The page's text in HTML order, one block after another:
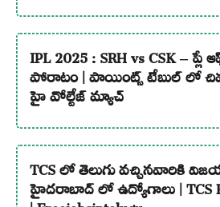
IPL 2025 : SRH vs CSK –
పోరాటం | పాయింట్స్ టేబుల్ లో
హై వోల్టేజ్ మ్యాచ్
TCS లో తెలుగు వచ్చినవారికి
హైదరాబాద్ లో ఉద్యోగాలు | TCS